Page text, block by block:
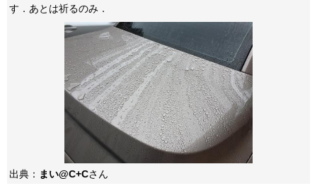
す．あとは祈るのみ．
出典： まい@C+Cさん